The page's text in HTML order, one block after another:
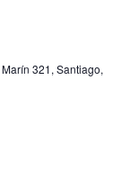
Marín 321, Santiago,